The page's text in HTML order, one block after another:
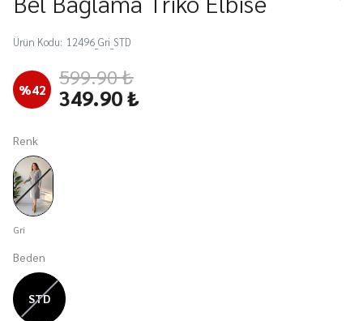
Ürün Kodu: 12496_Gri_STD
%42 599.90 ₺
349.90 ₺
Renk
Gri
Beden
STD